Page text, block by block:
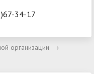
34-17
организации
›